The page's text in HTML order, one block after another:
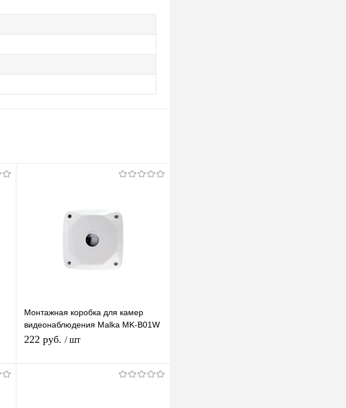
Монтажная коробка для камер
видеонаблюдения Malka MK-B01W
распределительная для монтажа
222 руб. / шт